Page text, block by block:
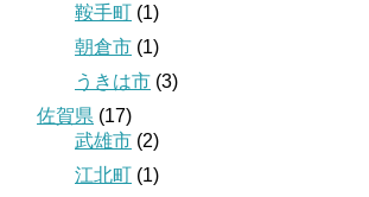
鞍手町 (1)
朝倉市 (1)
うきは市 (3)
佐賀県 (17)
武雄市 (2)
江北町 (1)